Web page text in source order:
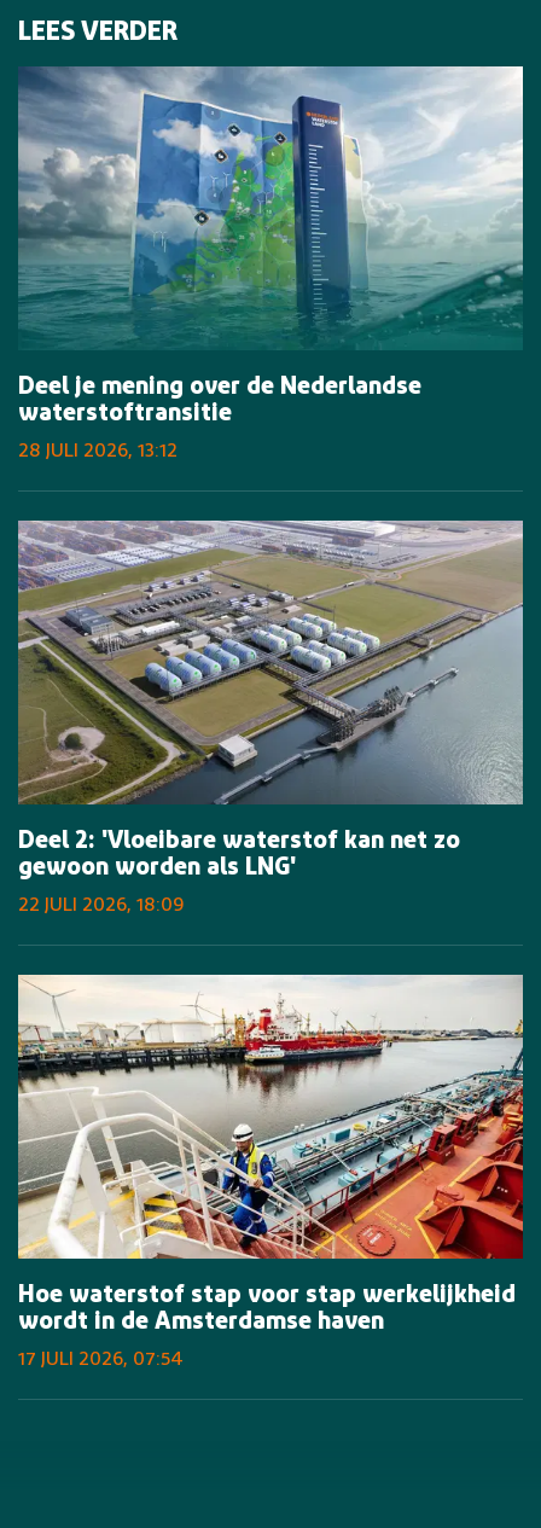
LEES VERDER
Deel je mening over de Nederlandse
waterstoftransitie
28 JULI 2026, 13:12
Deel 2: 'Vloeibare waterstof kan net zo
gewoon worden als LNG'
22 JULI 2026, 18:09
Hoe waterstof stap voor stap werkelijkheid
wordt in de Amsterdamse haven
17 JULI 2026, 07:54